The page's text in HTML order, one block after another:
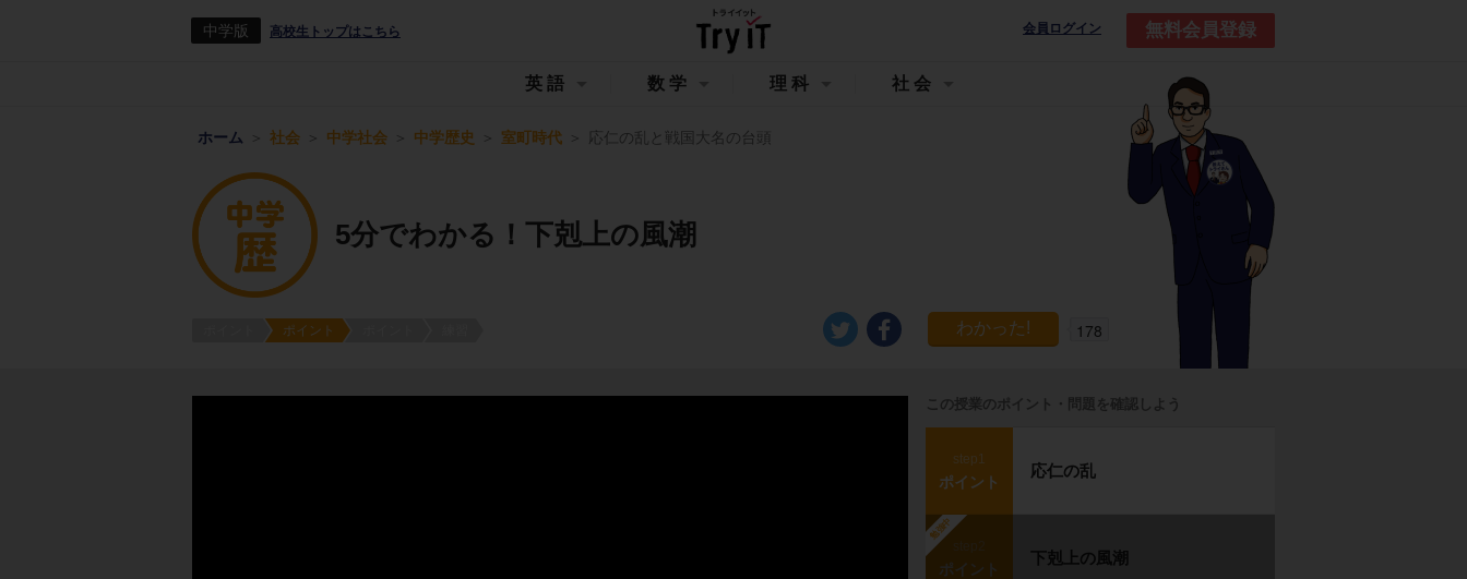
中学版 高校生トップはこちら 会員ログイン 無料会員登録
英語 数学 理科 社会
ホーム 社会 中学社会 中学歴史 室町時代 応仁の乱と戦国大名の台頭
5分でわかる！下剋上の風潮
ポイント 178
この授業のポイント・問題を確認しよう
step1
ポイント
応仁の乱
勉強中
ポイント
下剋上の風潮